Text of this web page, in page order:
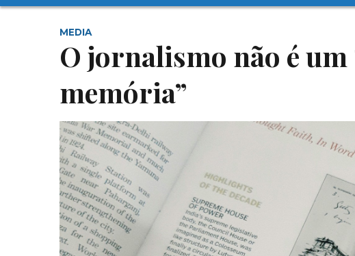
MEDIA
O jornalismo não é
memória”